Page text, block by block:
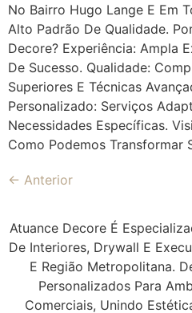
No Bairro Hugo Lange E Em
Alto Padrão De Qualidade.
Decore? Experiência: Ampla
De Sucesso. Qualidade:
Superiores E Técnicas
Personalizado: Serviços
Necessidades Específicas.
Como Podemos Transformar
← Anterior
Atuance Decore É
De Interiores, Drywall E
E Região Metropolitana.
Personalizados Para
Comerciais, Unindo